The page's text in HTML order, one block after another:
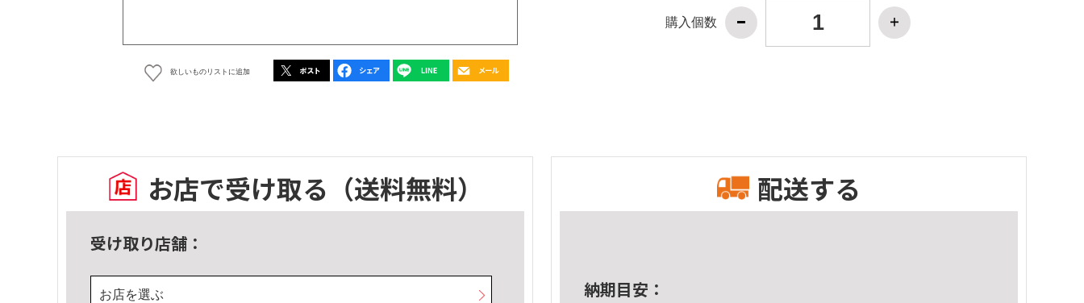
欲しいものリストに追加
購入個数
お店で受け取る （送料無料）
受け取り店舗：
お店を選ぶ
配送する
納期目安：